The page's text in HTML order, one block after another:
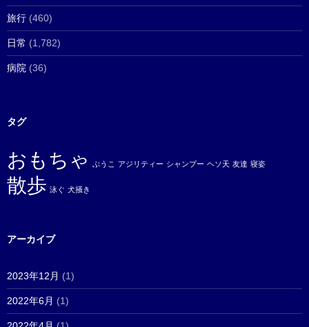
旅行 (460)
日常 (1,782)
病院 (36)
タグ
おもちゃ ぶうこ アジリティー シャンプー ヘソ天 友達 寝姿
散歩 泳ぐ 犬掻き
アーカイブ
2023年12月 (1)
2022年6月 (1)